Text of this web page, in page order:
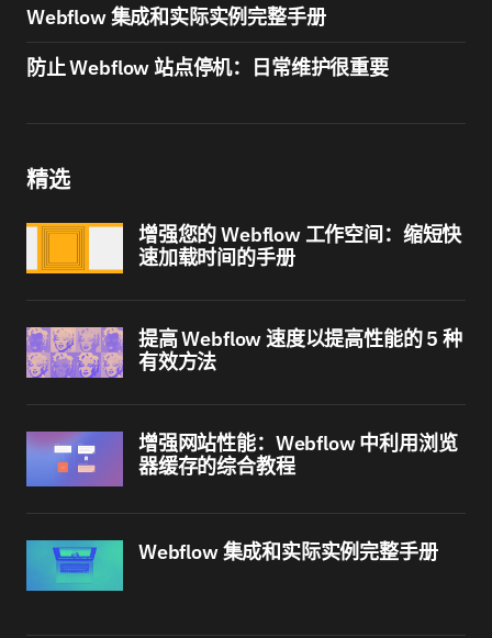
Webflow 集成和实际实例完整手册
防止 Webflow 站点停机：日常维护很重要
精选
增强您的 Webflow 工作空间：缩短快
速加载时间的手册
提高 Webflow 速度以提高性能的 5 种
有效方法
增强网站性能：Webflow 中利用浏览
器缓存的综合教程
Webflow 集成和实际实例完整手册